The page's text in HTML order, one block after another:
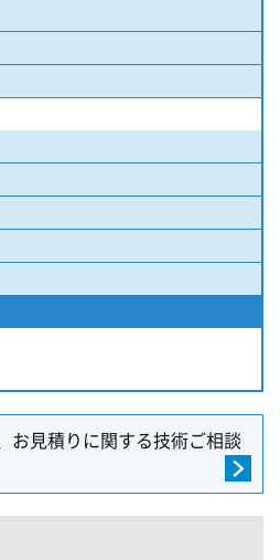
お見積りに関する技術ご相談